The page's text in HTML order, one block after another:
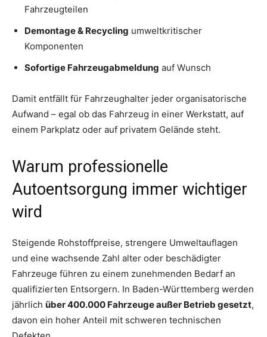
Fahrzeugteilen
Demontage & Recycling umweltkritischer
Komponenten
Sofortige Fahrzeugabmeldung auf Wunsch
Damit entfällt für Fahrzeughalter jeder organisatorische
Aufwand – egal ob das Fahrzeug in einer Werkstatt, auf
einem Parkplatz oder auf privatem Gelände steht.
Warum professionelle
Autoentsorgung immer wichtiger
wird
Steigende Rohstoffpreise, strengere Umweltauflagen
und eine wachsende Zahl alter oder beschädigter
Fahrzeuge führen zu einem zunehmenden Bedarf an
qualifizierten Entsorgern. In Baden-Württemberg werden
jährlich über 400.000 Fahrzeuge außer Betrieb gesetzt,
davon ein hoher Anteil mit schweren technischen